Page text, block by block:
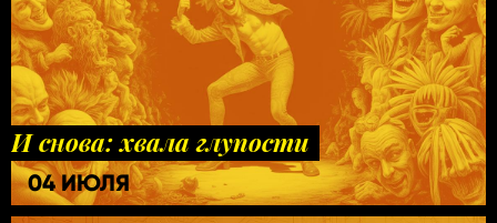
И снова: хвала глупости
04 ИЮЛЯ